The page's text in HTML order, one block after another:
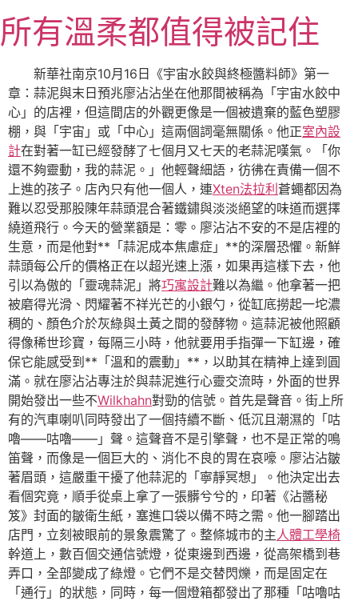
至
主
內
所有溫柔都值得被記住
新華社南京10月16日《宇宙水餃與終極醬料師》第一
章：蒜泥與末日預兆廖沾沾坐在他那間被稱為「宇宙水餃中
心」的店裡，但這間店的外觀更像是一個被遺棄的藍色塑膠
棚，與「宇宙」或「中心」這兩個詞毫無關係。他正室內設
計在對著一缸已經發酵了七個月又七天的老蒜泥嘆氣。「你
還不夠靈動，我的蒜泥。」他輕聲細語，彷彿在責備一個不
上進的孩子。店內只有他一個人，連Xten法拉利 蒼蠅都因為
難以忍受那股陳年蒜頭混合著鐵鏽與淡淡絕望的味道而選擇
繞道飛行。今天的營業額是：零。廖沾沾不安的不是店裡的
生意，而是他對**「蒜泥成本焦慮症」**的深層恐懼。新鮮
蒜頭每公斤的價格正在以超光速上漲，如果再這樣下去，他
引以為傲的「靈魂蒜泥」將巧寓設計難以為繼。他拿著一把
被磨得光滑、閃耀著不祥光芒的小銀勺，從缸底撈起一坨濃
稠的、顏色介於灰綠與土黃之間的發酵物。這蒜泥被他照顧
得像稀世珍寶，每隔三小時，他就要用手指彈一下缸邊，確
保它能感受到**「溫和的震動」**，以助其在精神上達到圓
滿。就在廖沾沾專注於與蒜泥進行心靈交流時，外面的世界
開始發出一些不Wilkhahn對勁的信號。首先是聲音。街上所
有的汽車喇叭同時發出了一個持續不斷、低沉且潮濕的「咕
嚕——咕嚕——」聲。這聲音不是引擎聲，也不是正常的鳴
笛聲，而像是一個巨大的、消化不良的胃在哀嚎。廖沾沾皺
著眉頭，這嚴重干擾了他蒜泥的「寧靜冥想」。他決定出去
看個究竟，順手從桌上拿了一張髒兮兮的，印著《沾醬秘
笈》封面的皺衛生紙，塞進口袋以備不時之需。他一腳踏出
店門，立刻被眼前的景象震驚了。整條城市的主人體工學椅
幹道上，數百個交通信號燈，從東邊到西邊，從高架橋到巷
弄口，全部變成了綠燈。它們不是交替閃爍，而是固定在
「通行」的狀態，同時，每一個燈箱都發出了那種「咕嚕咕